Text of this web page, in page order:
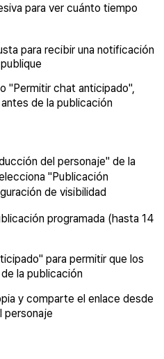
para ver cuánto tiempo
para recibir una notificación
"Permitir chat anticipado",
de la publicación
del personaje" de la
"Publicación
de visibilidad
programada (hasta 14
para permitir que los
la publicación
y comparte el enlace desde
personaje